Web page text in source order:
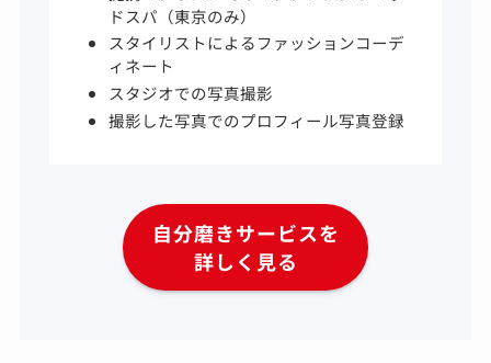
ドスパ（東京のみ）
スタイリストによるファッションコーデ
ィネート
スタジオでの写真撮影
撮影した写真でのプロフィール写真登録
自分磨きサービスを
詳しく見る